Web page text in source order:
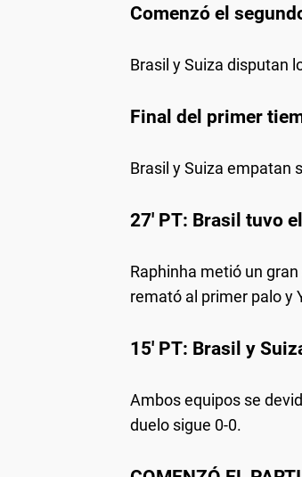
Comenzó el
Brasil y Suiza disputan
Final del primer
Brasil y Suiza empatan
27' PT: Brasil tuvo
Raphinha metió un
remató al primer palo y
15' PT: Brasil y
Ambos equipos se
duelo sigue 0-0.